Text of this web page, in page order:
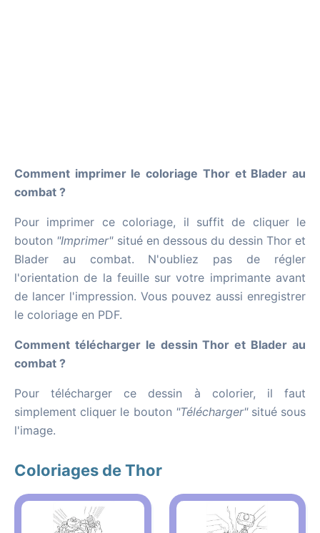
Comment imprimer le coloriage Thor et Blader au
combat ?
Pour imprimer ce coloriage, il suffit de cliquer le
bouton "Imprimer"situé en dessous du dessin Thor et
Blader au combat. N'oubliez pas de régler
l'orientation de la feuille sur votre imprimante avant
de lancer l'impression. Vous pouvez aussi enregistrer
le coloriage en PDF.
Comment télécharger le dessin Thor et Blader au
combat ?
Pour télécharger ce dessin à colorier, il faut
simplement cliquer le bouton "Télécharger"situé sous
l'image.
Coloriages de Thor